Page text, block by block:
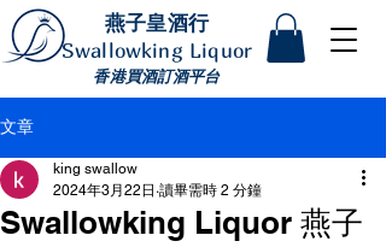
燕子皇酒行
Swallowking Liquor
香港買酒訂酒平台
文章
Swallowking Liquor 燕子
king swallow
2024年3月22日 讀畢需時 2 分鐘